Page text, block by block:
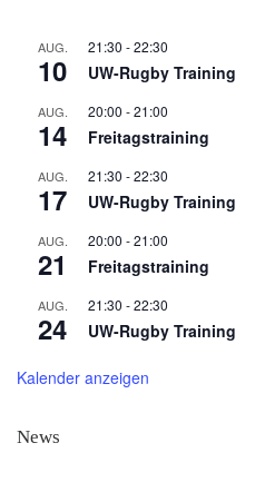
AUG.
10
21:30 -22:30
UW-Rugby Training
AUG.
14
20:00 -21:00
Freitagstraining
AUG.
17
21:30 -22:30
UW-Rugby Training
AUG.
21
20:00 -21:00
Freitagstraining
AUG.
24
21:30 -22:30
UW-Rugby Training
Kalender anzeigen
News